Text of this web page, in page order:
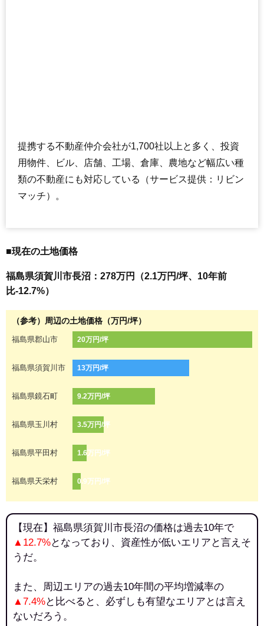
提携する不動産仲介会社が1,700社以上と多く、投資
用物件、ビル、店舗、工場、倉庫、農地など幅広い種
類の不動産にも対応している（サービス提供：リビン
マッチ）。
■現在の土地価格
福島県須賀川市長沼：278万円（2.1万円/坪、10年前
比-12.7%）
（参考）周辺の土地価格（万円/坪）
福島県郡山市 20万円/坪
福島県須賀川市 13万円/坪
福島県鏡石町 9.2万円/坪
福島県玉川村 3.5万円/坪
福島県平田村 1.6万円/坪
福島県天栄村 0.9万円/坪
【現在】福島県須賀川市長沼の価格は過去10年で
▲12.7%となっており、資産性が低いエリアと言えそ
うだ。
また、周辺エリアの過去10年間の平均増減率の
▲7.4%と比べると、必ずしも有望なエリアとは言え
ないだろう。